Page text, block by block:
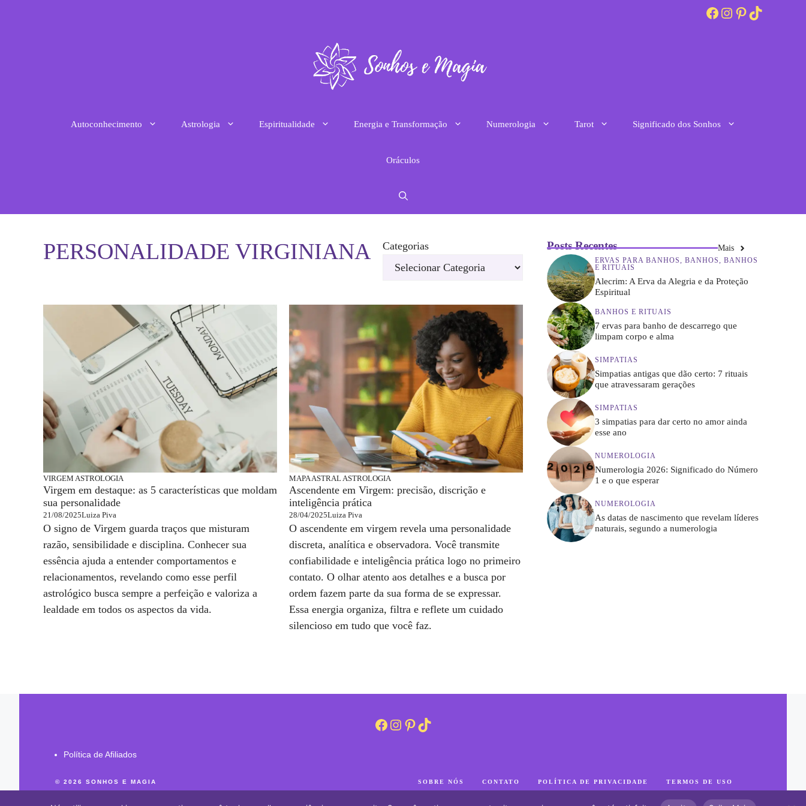
Facebook
Instagram
Pinterest
TikTok
Autoconhecimento Astrologia Espiritualidade Energia e Transformação Numerologia Tarot Significado dos Sonhos
Oráculos
PERSONALIDADE VIRGINIANA Categorias
VIRGEM ASTROLOGIA
Virgem em destaque: as 5 características que moldam
sua personalidade
21/08/2025Luiza Piva
O signo de Virgem guarda traços que misturam
razão, sensibilidade e disciplina. Conhecer sua
essência ajuda a entender comportamentos e
relacionamentos, revelando como esse perfil
astrológico busca sempre a perfeição e valoriza a
lealdade em todos os aspectos da vida.
MAPA ASTRALASTROLOGIA
Ascendente em Virgem: precisão, discrição e
inteligência prática
28/04/2025Luiza Piva
O ascendente em virgem revela uma personalidade
discreta, analítica e observadora. Você transmite
confiabilidade e inteligência prática logo no primeiro
contato. O olhar atento aos detalhes e a busca por
ordem fazem parte da sua forma de se expressar.
Essa energia organiza, filtra e reflete um cuidado
silencioso em tudo que você faz.
Posts Recentes Mais
ERVAS PARA BANHOS BANHOS
BANHOS
E RITUAIS
Alecrim: A Erva da Alegria e da Proteção
Espiritual
BANHOS E RITUAIS
7 ervas para banho de descarrego que
limpam corpo e alma
SIMPATIAS
Simpatias antigas que dão certo: 7 rituais
que atravessaram gerações
SIMPATIAS
3 simpatias para dar certo no amor ainda
esse ano
NUMEROLOGIA
Numerologia 2026: Significado do Número
1 e o que esperar
NUMEROLOGIA
As datas de nascimento que revelam líderes
naturais, segundo a numerologia
Facebook
Instagram
Pinterest
TikTok
Política de Afiliados
© 2026 SONHOS E MAGIA SOBRE NÓS CONTATO POLÍTICA DE PRIVACIDADE TERMOS DE USO